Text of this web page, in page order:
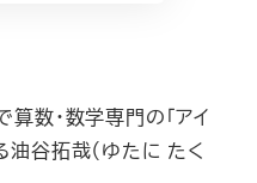
数・数学専門の「アイ
油谷拓哉（ゆたに たく